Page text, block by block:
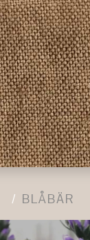
BLÅBÄR